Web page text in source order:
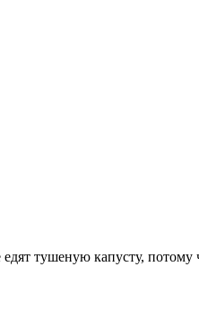
тушеную капусту,